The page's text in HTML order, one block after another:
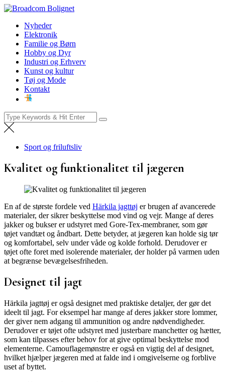
Skip
content
Broadcom Bolignet
NyhederNyheder
Elektronik
Familie og Børn
Hobby og Dyr
Industri og Erhverv
Kunst og kultur
Tøj og Mode
Kontakt
Search
for:
Sport og friluftsliv
Kvalitet og funktionalitet til jægeren
En af de største fordele ved Härkila jagttøj er brugen af avancerede
materialer, der sikrer beskyttelse mod vind og vejr. Mange af deres
jakker og bukser er udstyret med Gore-Tex-membraner, som gør
tøjet vandtæt og åndbart. Dette betyder, at jægeren kan holde sig tør
og komfortabel, selv under våde og kolde forhold. Derudover er
tøjet ofte foret med isolerende materialer, der holder på varmen uden
at begrænse bevægelsesfriheden.
Designet til jagt
Härkila jagttøj er også designet med praktiske detaljer, der gør det
ideelt til jagt. For eksempel har mange af deres jakker store lommer,
der giver nem adgang til ammunition og andre nødvendigheder.
Derudover er tøjet ofte udstyret med justerbare manchetter og hætter,
som kan tilpasses efter behov for at give optimal beskyttelse mod
elementerne. Camouflagemønstre er også en vigtig del af designet,
hvilket hjælper jægeren med at falde ind i omgivelserne og forblive
uset af byttet.